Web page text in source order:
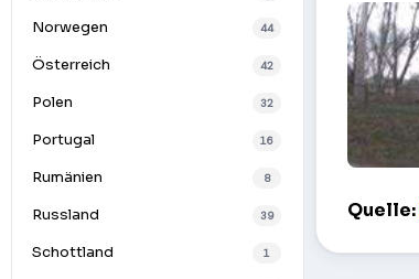
Norwegen 44
Österreich 42
Polen 32
Portugal 16
Rumänien 8
Russland 39
Schottland 1
Quelle: